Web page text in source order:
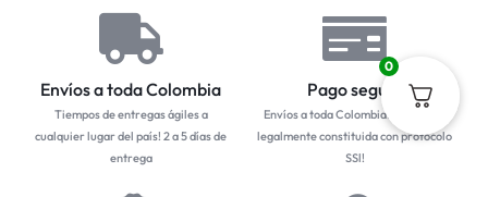
Envíos a toda Colombia
Tiempos de entregas ágiles a
cualquier lugar del país! 2 a 5 días de
entrega
Pago seguro
Envíos a toda Colombia... Empresa
legalmente constituida con protocolo
SSl!
0